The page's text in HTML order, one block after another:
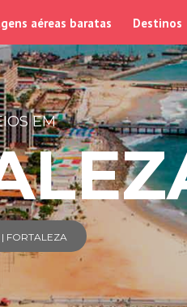
aéreas baratas Destinos
EM
FORTALEZA